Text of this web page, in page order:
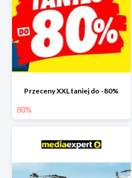
Przeceny XXL taniej do -80%
80%